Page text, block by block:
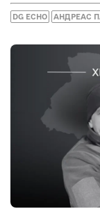
DG ECHO АНДРЕАС